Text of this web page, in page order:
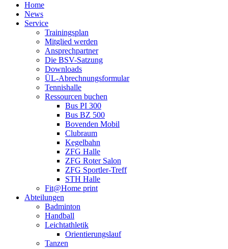
Home
News
Service
Trainingsplan
Mitglied werden
Ansprechpartner
Die BSV-Satzung
Downloads
ÜL-Abrechnungsformular
Tennishalle
Ressourcen buchen
Bus PI 300
Bus BZ 500
Bovenden Mobil
Clubraum
Kegelbahn
ZFG Halle
ZFG Roter Salon
ZFG Sportler-Treff
STH Halle
Fit@Home print
Abteilungen
Badminton
Handball
Leichtathletik
Orientierungslauf
Tanzen